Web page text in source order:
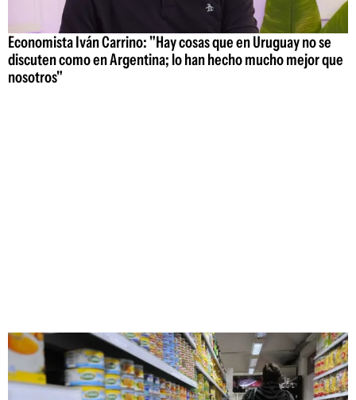
Economista Iván Carrino: "Hay cosas que en Uruguay no se
discuten como en Argentina; lo han hecho mucho mejor que
nosotros"